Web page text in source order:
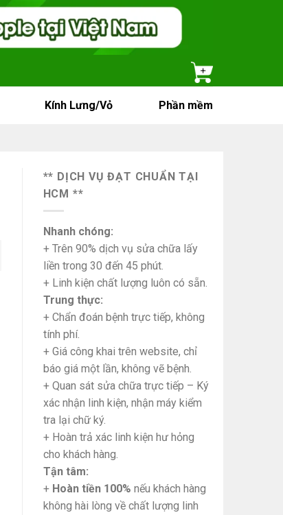
Kính Lưng/Vỏ Phần mềm
** DỊCH VỤ ĐẠT CHUẨN TẠI
HCM **
Nhanh chóng:
+ Trên 90% dịch vụ sửa chữa lấy
liền trong 30 đến 45 phút.
+ Linh kiện chất lượng luôn có sẵn.
Trung thực:
+ Chẩn đoán bệnh trực tiếp, không
tính phí.
+ Giá công khai trên website, chỉ
báo giá một lần, không vẽ bệnh.
+ Quan sát sửa chữa trực tiếp – Ký
xác nhận linh kiện, nhận máy kiểm
tra lại chữ ký.
+ Hoàn trả xác linh kiện hư hỏng
cho khách hàng.
Tận tâm:
+ Hoàn tiền 100% nếu khách hàng
không hài lòng về chất lượng linh